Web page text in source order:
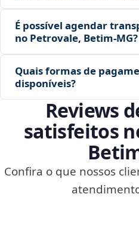
É possível agendar
no Petrovale, Betim‑MG?
Quais formas de
disponíveis?
Reviews
satisfeitos
Confira o que nossos